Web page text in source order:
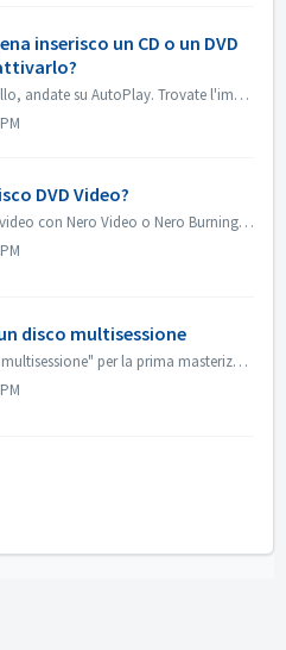
inserisco un CD o un DVD
Aprite il Pannello di controllo, andate su AutoPlay. Trovate l'impostazione di ogni DVD o CD. Impostate su 'Chiedimi ogni volta' o 'Non fare...
DVD Video?
1. Se si masterizza un DVD video con Nero Video o Nero Burning ROM, il disco verrà finalizzato automaticamente e potrà essere riprodotto sulla maggior parte...
disco multisessione
1. Selezionare "Avvia disco multisessione" per la prima masterizzazione. 2. Inserire nuovamente il disco masterizzato. Selezionare "Con...